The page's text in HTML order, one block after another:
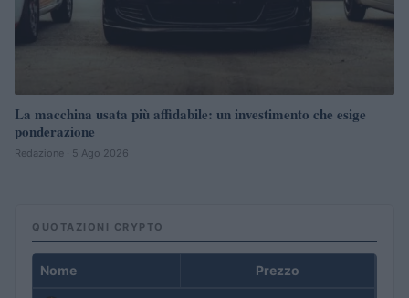
La macchina usata più affidabile: un investimento che esige
ponderazione
Redazione · 5 Ago 2026
QUOTAZIONI CRYPTO
Nome Prezzo